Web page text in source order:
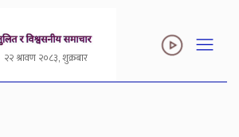
२२ श्रावण २०८३, शुक्रबार